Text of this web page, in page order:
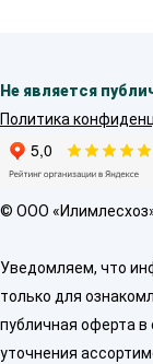
Не является
Политика
© OOO
Уведомляем, что
только для
публичная оферта в
уточнения